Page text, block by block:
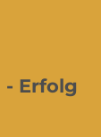
- Erfolg